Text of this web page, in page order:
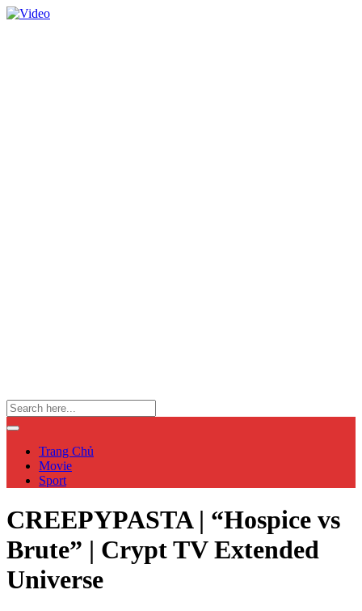
Trang Chủ
Movie
Sport
CREEPYPASTA | “Hospice vs
Brute” | Crypt TV Extended
Universe